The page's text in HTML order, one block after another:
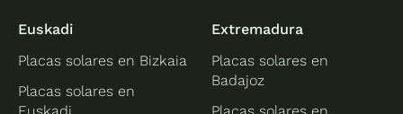
Euskadi
Placas solares en Bizkaia
Placas solares en
Extremadura
Placas solares en
Badajoz